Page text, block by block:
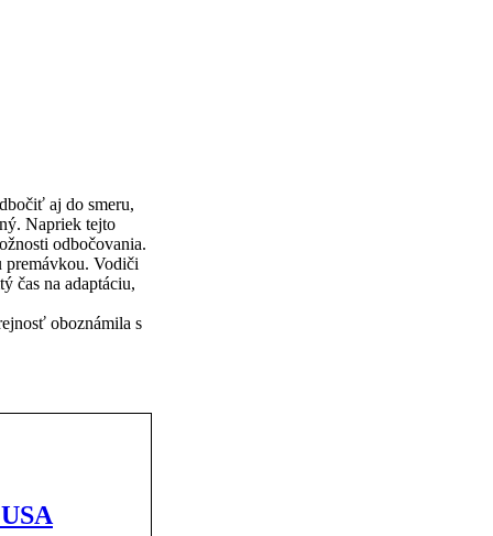
aj do smeru,
Napriek tejto
odbočovania.
premávkou. Vodiči
čas na adaptáciu,
oboznámila s